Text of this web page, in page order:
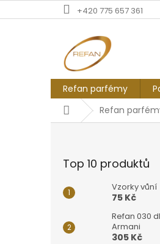
na
+420 775 657 361
Refan parfémy
DomůRefan
Top 10 produktů
Vzorky vůní
75 Kč
Refan 030
Armani
305 Kč